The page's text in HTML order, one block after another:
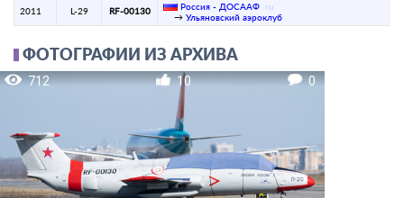
2011 L-29 RF-00130 Россия - ДОСААФ ru
→ Ульяновский аэроклуб
ФОТОГРАФИИ ИЗ АРХИВА
712 10 0